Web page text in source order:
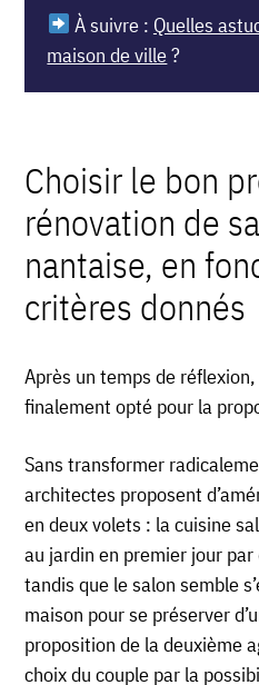
À suivre : Quelles
maison de ville?
Choisir le bon
rénovation de
nantaise, en
critères donnés
Après un temps de réflexion,
finalement opté pour la
Sans transformer
architectes proposent
en deux volets : la cuisine
au jardin en premier jour
tandis que le salon semble
maison pour se préserver
proposition de la deuxième
choix du couple par la